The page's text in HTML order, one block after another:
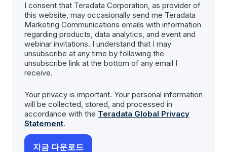
I consent that Teradata Corporation, as provider of
this website, may occasionally send me Teradata
Marketing Communications emails with information
regarding products, data analytics, and event and
webinar invitations. I understand that I may
unsubscribe at any time by following the
unsubscribe link at the bottom of any email I
receive.
Your privacy is important. Your personal information
will be collected, stored, and processed in
accordance with the Teradata Global Privacy
Statement.